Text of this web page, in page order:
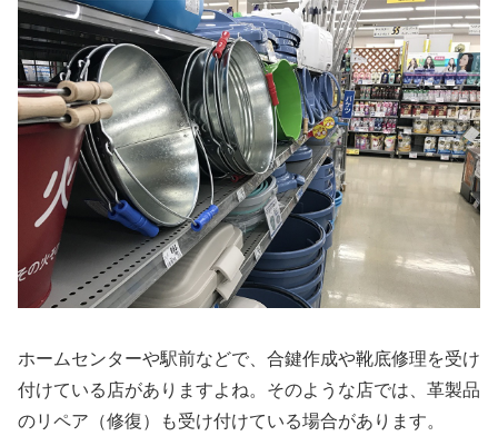
ホームセンターや駅前などで、合鍵作成や靴底修理を受け
付けている店がありますよね。そのような店では、革製品
のリペア（修復）も受け付けている場合があります。